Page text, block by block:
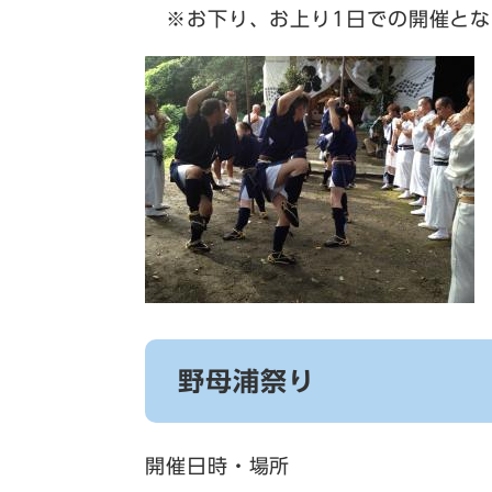
※お下り、お上り1日での開催と
野母浦祭り
開催日時・場所